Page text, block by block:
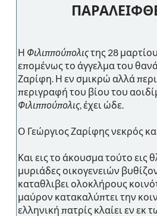
Η Φιλιππούπολιςτης 28
επομένως το άγγελμα του
Ζαρίφη. Η εν σμικρώ αλλά
περιγραφή του βίου του
Φιλιππούπολις, έχει ώδε.
Ο Γεώργιος Ζαρίφης νεκρός
Και εις το άκουσμα τούτο εις
μυριάδες οικογενειών
καταθλιβει ολοκλήρους
μαύρον κατακαλύπτει την
ελληνική πατρίς κλαίει εν εκ